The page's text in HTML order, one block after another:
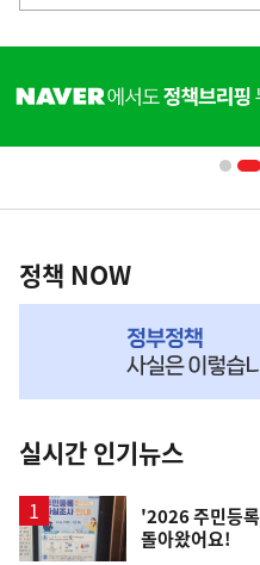
단
영
책
NOW,
뉴
스
정책 NOW
실시간 인기뉴스
'2026 주민등
돌아왔어요!